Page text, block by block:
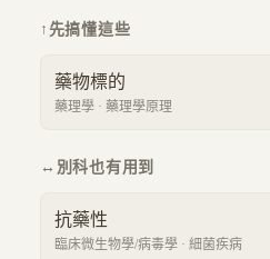
↑ 先搞懂這些
藥物標的
藥理學 · 藥理學原理
↔ 別科也有用到
抗藥性
臨床微生物學/病毒學 · 細菌疾病